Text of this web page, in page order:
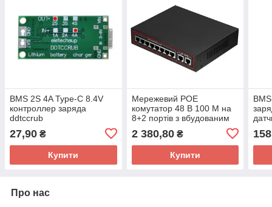
BMS 2S 4A Type-C 8.4V
контроллер заряда
ddtccrub
27,90 ₴
Купити
Мережевий POE
комутатор 48 В 100 M на
8+2 портів з вбудованим
2 380,80₴
Купити
Про нас